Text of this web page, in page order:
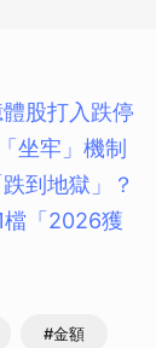
股打入跌停
坐牢」機制
到地獄」？
檔「2026獲
#金額